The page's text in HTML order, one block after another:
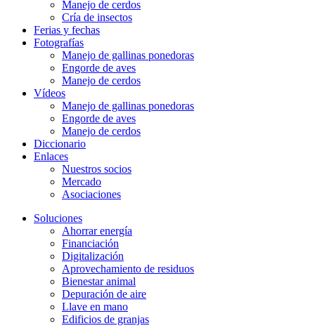
Manejo de cerdos
Cría de insectos
Ferias y fechas
Fotografías
Manejo de gallinas ponedoras
Engorde de aves
Manejo de cerdos
Vídeos
Manejo de gallinas ponedoras
Engorde de aves
Manejo de cerdos
Diccionario
Enlaces
Nuestros socios
Mercado
Asociaciones
Soluciones
Ahorrar energía
Financiación
Digitalización
Aprovechamiento de residuos
Bienestar animal
Depuración de aire
Llave en mano
Edificios de granjas